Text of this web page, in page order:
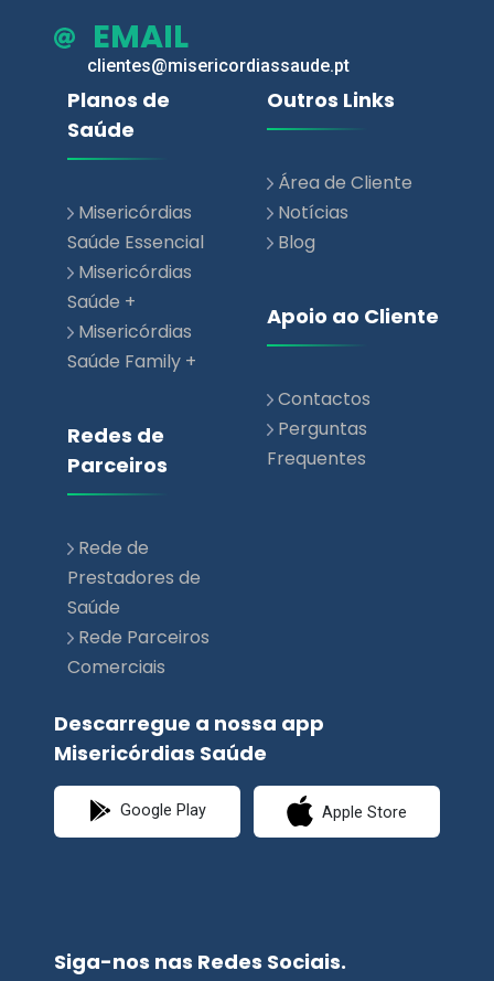
EMAIL
clientes@misericordiassaude.pt
Planos de
Saúde
Misericórdias
Saúde Essencial
Misericórdias
Saúde +
Misericórdias
Saúde Family +
Redes de
Parceiros
Rede de
Prestadores de
Saúde
Rede Parceiros
Comerciais
Outros Links
Área de Cliente
Notícias
Blog
Apoio ao Cliente
Contactos
Perguntas
Frequentes
Descarregue a nossa app
Misericórdias Saúde
Google Play Apple Store
Siga-nos nas Redes Sociais.